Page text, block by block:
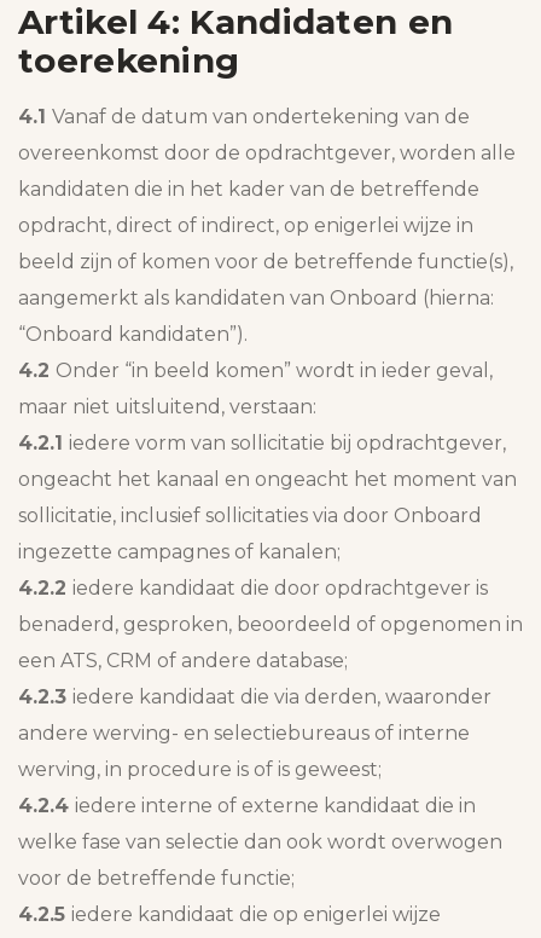
Artikel 4: Kandidaten en
toerekening
4.1 Vanaf de datum van ondertekening van de
overeenkomst door de opdrachtgever, worden alle
kandidaten die in het kader van de betreffende
opdracht, direct of indirect, op enigerlei wijze in
beeld zijn of komen voor de betreffende functie(s),
aangemerkt als kandidaten van Onboard (hierna:
“Onboard kandidaten”).
4.2 Onder “in beeld komen” wordt in ieder geval,
maar niet uitsluitend, verstaan:
4.2.1 iedere vorm van sollicitatie bij opdrachtgever,
ongeacht het kanaal en ongeacht het moment van
sollicitatie, inclusief sollicitaties via door Onboard
ingezette campagnes of kanalen;
4.2.2 iedere kandidaat die door opdrachtgever is
benaderd, gesproken, beoordeeld of opgenomen in
een ATS, CRM of andere database;
4.2.3 iedere kandidaat die via derden, waaronder
andere werving- en selectiebureaus of interne
werving, in procedure is of is geweest;
4.2.4 iedere interne of externe kandidaat die in
welke fase van selectie dan ook wordt overwogen
voor de betreffende functie;
4.2.5 iedere kandidaat die op enigerlei wijze